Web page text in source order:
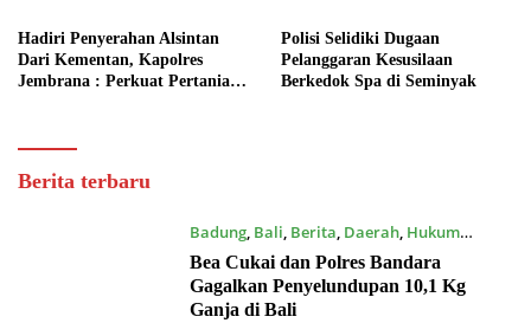
Hadiri Penyerahan Alsintan
Dari Kementan, Kapolres
Jembrana : Perkuat Pertanian
Polisi Selidiki Dugaan
Pelanggaran Kesusilaan
Berkedok Spa di Seminyak
Dewata
Berita terbaru
Badung, Bali Berita Daerah, Hukum
08/08/2026
Bea Cukai dan Polres Bandara
Gagalkan Penyelundupan 10,1 Kg
Ganja di Bali